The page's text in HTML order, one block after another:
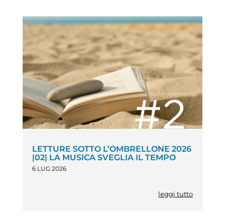
LETTURE SOTTO L’OMBRELLONE 2026
|02| LA MUSICA SVEGLIA IL TEMPO
6 LUG 2026
leggi tutto